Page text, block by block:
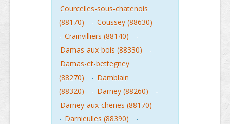
Courcelles-sous-chatenois
(88170)
- Coussey (88630)
- Crainvilliers (88140)
-
Damas-aux-bois (88330)
-
Damas-et-bettegney
(88270)
- Damblain
(88320)
- Darney (88260)
-
Darney-aux-chenes (88170)
- Darnieulles (88390)
-